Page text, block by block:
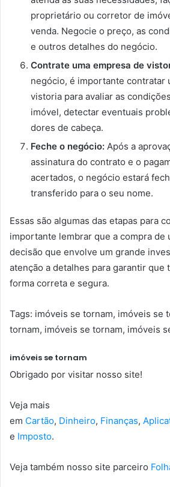
proprietário ou corretor de
venda. Negocie o preço, as
e outros detalhes do negócio.
Contrate uma empresa de
negócio, é importante contratar
vistoria para avaliar as
imóvel, detectar eventuais
dores de cabeça.
Feche o negócio: Após a
assinatura do contrato e o
acertados, o negócio estará
transferido para o seu nome.
Essas são algumas das etapas para
importante lembrar que a compra de
decisão que envolve um grande
atenção a detalhes para garantir que
forma correta e segura.
Tags: imóveis se tornam, imóveis se
tornam, imóveis se tornam, imóveis
imóveis se tornam
Obrigado por visitar nosso site!
Veja mais
em Cartão, Dinheiro, Finanças,
e Imposto.
Veja também nosso site parceiro